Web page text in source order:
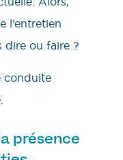
l’entretien
dire ou faire ?
conduite
présence